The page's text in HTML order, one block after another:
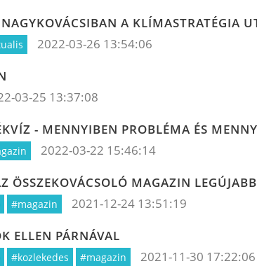
NAGYKOVÁCSIBAN A KLÍMASTRATÉGIA
2022-03-26 13:54:06
03-25 13:37:08
- MENNYIBEN PROBLÉMA ÉS
2022-03-22 15:46:14
ÖSSZEKOVÁCSOLÓ MAGAZIN
#magazin
2021-12-24 13:51:19
ELLEN PÁRNÁVAL
#kozlekedes #magazin
2021-11-30 17:22:06